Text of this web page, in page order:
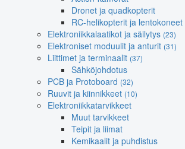
Dronet ja quadkopterit
RC-helikopterit ja lentokoneet
Elektroniikkalaatikot ja säilytys (23)
Elektroniset moduulit ja anturit (31)
Liittimet ja terminaalit (37)
Sähköjohdotus
PCB ja Protoboard (32)
Ruuvit ja kiinnikkeet (10)
Elektroniikkatarvikkeet
Muut tarvikkeet
Teipit ja liimat
Kemikaalit ja puhdistus